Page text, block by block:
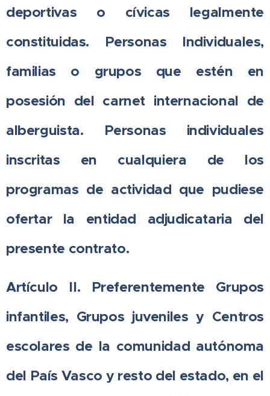
deportivas o cívicas legalmente
constituidas. Personas Individuales,
familias o grupos que estén en
posesión del carnet internacional de
alberguista. Personas individuales
inscritas en cualquiera de los
programas de actividad que pudiese
ofertar la entidad adjudicataria del
presente contrato.
Artículo II. Preferentemente Grupos
infantiles, Grupos juveniles y Centros
escolares de la comunidad autónoma
del País Vasco y resto del estado, en el